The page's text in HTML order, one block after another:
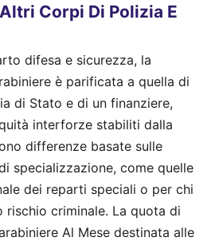
Corpi Di Polizia E
difesa e sicurezza, la
è parificata a quella di
di Stato e di un finanziere,
interforze stabiliti dalla
differenze basate sulle
specializzazione, come quelle
dei reparti speciali o per chi
rischio criminale. La quota di
Al Mese destinata alle